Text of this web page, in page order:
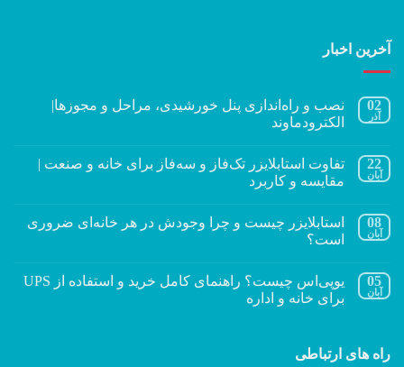
آخرین اخبار
02
آذر
نصب و راه‌اندازی پنل خورشیدی، مراحل و مجوزها|
الکترودماوند
22
آبان
تفاوت استابلایزر تک‌فاز و سه‌فاز برای خانه و صنعت |
مقایسه و کاربرد
08
آبان
استابلایزر چیست و چرا وجودش در هر خانه‌ای ضروری
است؟
05
آبان
یوپی‌اس چیست؟ راهنمای کامل خرید و استفاده از UPS
برای خانه و اداره
راه های ارتباطی